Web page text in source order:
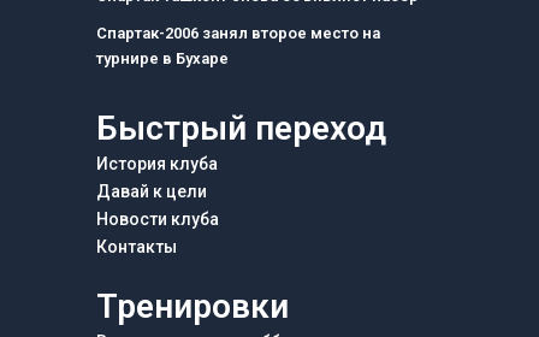
Спартак-2006 занял второе место на
турнире в Бухаре
Быстрый переход
История клуба
Давай к цели
Новости клуба
Контакты
Тренировки